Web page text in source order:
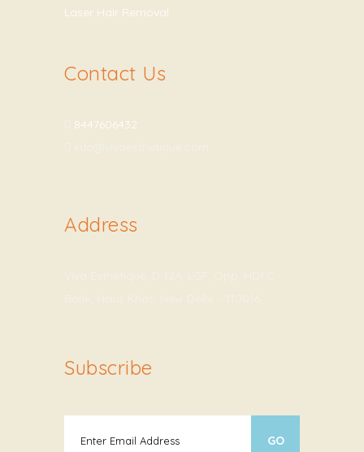
Laser Hair Removal
Contact Us
8447606432
info@vivaesthetique.com
Address
Viva Esthetique, D-12A, LGF, Opp. HDFC
Bank, Hauz Khas, New Delhi – 110016
Subscribe